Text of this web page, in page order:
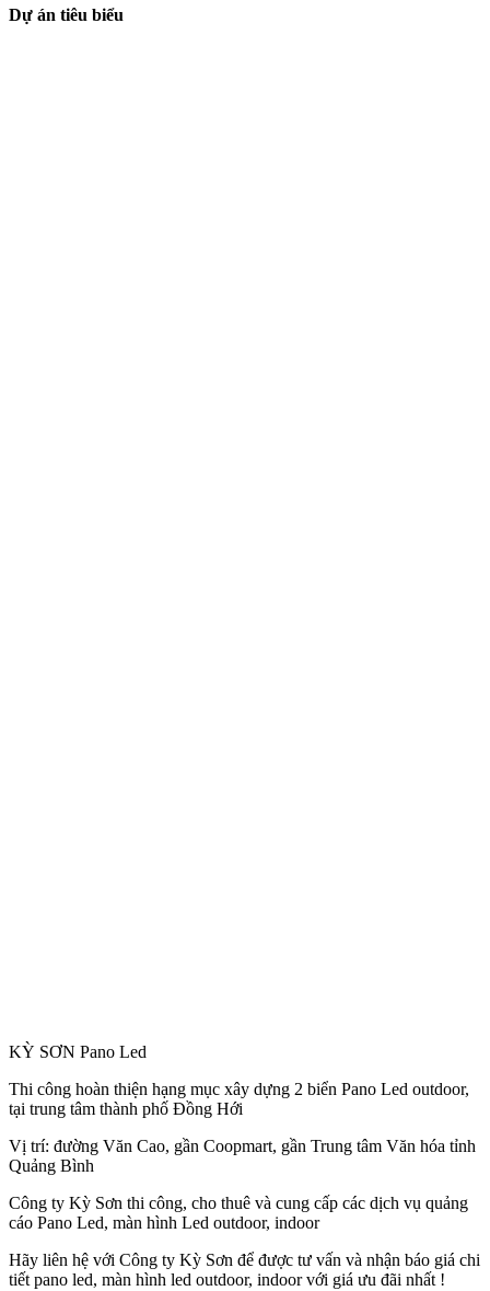
Dự án tiêu biểu
KỲ SƠN Pano Led
Thi công hoàn thiện hạng mục xây dựng 2 biển Pano Led outdoor,
tại trung tâm thành phố Đồng Hới
Vị trí: đường Văn Cao, gần Coopmart, gần Trung tâm Văn hóa tỉnh
Quảng Bình
Công ty Kỳ Sơn thi công, cho thuê và cung cấp các dịch vụ quảng
cáo Pano Led, màn hình Led outdoor, indoor
Hãy liên hệ với Công ty Kỳ Sơn để được tư vấn và nhận báo giá chi
tiết pano led, màn hình led outdoor, indoor với giá ưu đãi nhất !